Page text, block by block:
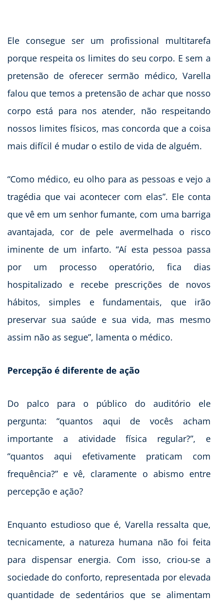
Ele consegue ser um profissional multitarefa
porque respeita os limites do seu corpo. E sem a
pretensão de oferecer sermão médico, Varella
falou que temos a pretensão de achar que nosso
corpo está para nos atender, não respeitando
nossos limites físicos, mas concorda que a coisa
mais difícil é mudar o estilo de vida de alguém.
“Como médico, eu olho para as pessoas e vejo a
tragédia que vai acontecer com elas”. Ele conta
que vê em um senhor fumante, com uma barriga
avantajada, cor de pele avermelhada o risco
iminente de um infarto. “Aí esta pessoa passa
por um processo operatório, fica dias
hospitalizado e recebe prescrições de novos
hábitos, simples e fundamentais, que irão
preservar sua saúde e sua vida, mas mesmo
assim não as segue”, lamenta o médico.
Percepção é diferente de ação
Do palco para o público do auditório ele
pergunta: “quantos aqui de vocês acham
importante a atividade física regular?”, e
“quantos aqui efetivamente praticam com
frequência?” e vê, claramente o abismo entre
percepção e ação?
Enquanto estudioso que é, Varella ressalta que,
tecnicamente, a natureza humana não foi feita
para dispensar energia. Com isso, criou-se a
sociedade do conforto, representada por elevada
quantidade de sedentários que se alimentam